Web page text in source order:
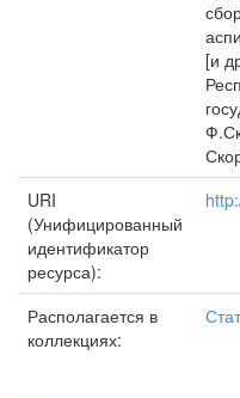
[и
URI
(Унифицированный
идентификатор
ресурса):
Располагается в
коллекциях: